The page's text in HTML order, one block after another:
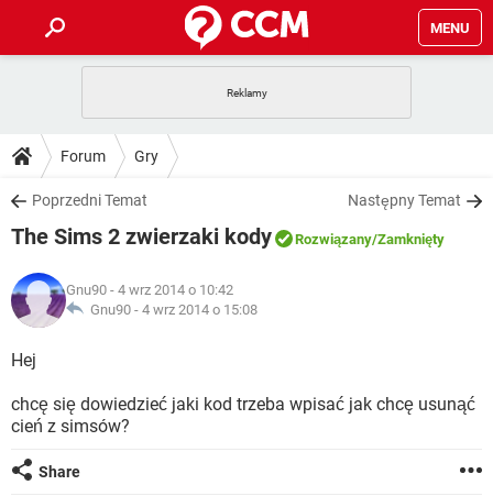
MENU
GRY
SPOTIFY
INSTAGRAM FACEBOOK
WINDOWS 10
PORADY
PlayStation
INSTAGRAM
WINDOWS 10
DO POBRANIA
ANDROID TIKTOK
GRY
IOS
INSTAGRAM
COVID-19
GRY
SPOTIFY
INSTAGRAM FACEBOOK
ARTYKUŁY
COVID-19
SPOTIFY
INSTAGRAM
Forum Gry
Poprzedni Temat Następny Temat
The Sims 2 zwierzaki kody Rozwiązany/Zamknięty
Gnu90 - 4 wrz 2014 o 10:42
Gnu90 - 4 wrz 2014 o 15:08
Hej
chcę się dowiedzieć jaki kod trzeba wpisać jak chcę usunąć
cień z simsów?
Share